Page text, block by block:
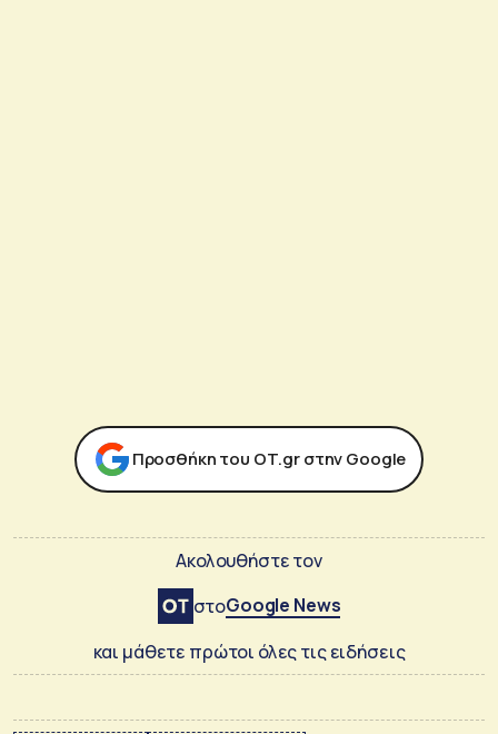
Προσθήκη του ΟΤ.gr στην Google
Ακολουθήστε τον
στοGoogle News
και μάθετε πρώτοι όλες τις ειδήσεις